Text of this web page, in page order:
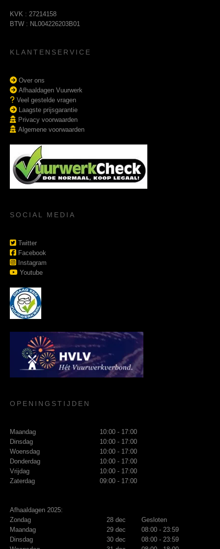
KVK : 27214158
BTW : NL004226203B01
KLANTENSERVICE
Over ons
Afhaaldagen Vuurwerk
Veel gestelde vragen
Laagste prijsgarantie
Privacy voorwaarden
Algemene voorwaarden
SOCIAL MEDIA
Twitter
Facebook
Instagram
Youtube
OPENINGSTIJDEN
Maandag
10:00 - 17:00
Dinsdag
10:00 - 17:00
Woensdag
10:00 - 17:00
Donderdag
10:00 - 17:00
Vrijdag
10:00 - 17:00
Zaterdag
09:00 - 17:00
Afhaaldagen 2025:
Zondag
28 dec
Gesloten
Maandag
29 dec
08:00 - 23:59
Dinsdag
30 dec
08:00 - 23:59